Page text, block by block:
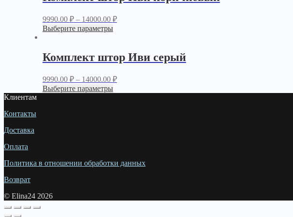
9990.00 ₽– 14000.00 ₽
Выберите параметры
Комплект штор Иви серый
9990.00 ₽– 14000.00 ₽
Выберите параметры
Клиентам
Контакты
Доставка
Оплата
Политика в отношении обработки данных
Возврат
© Elina24 2026